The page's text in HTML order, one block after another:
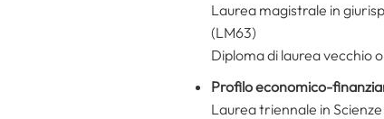
Laurea magistrale in
(LM63)
Diploma di laurea vecchio
Profilo economico-
Laurea triennale in